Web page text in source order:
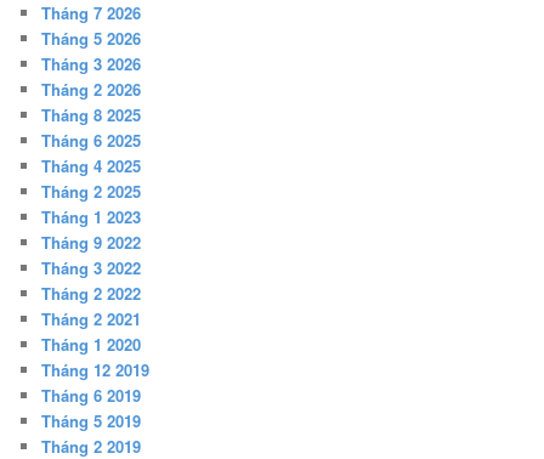
Tháng 7 2026
Tháng 5 2026
Tháng 3 2026
Tháng 2 2026
Tháng 8 2025
Tháng 6 2025
Tháng 4 2025
Tháng 2 2025
Tháng 1 2023
Tháng 9 2022
Tháng 3 2022
Tháng 2 2022
Tháng 2 2021
Tháng 1 2020
Tháng 12 2019
Tháng 6 2019
Tháng 5 2019
Tháng 2 2019